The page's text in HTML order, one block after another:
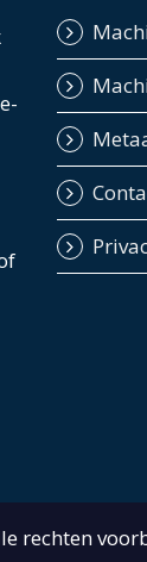
rechten